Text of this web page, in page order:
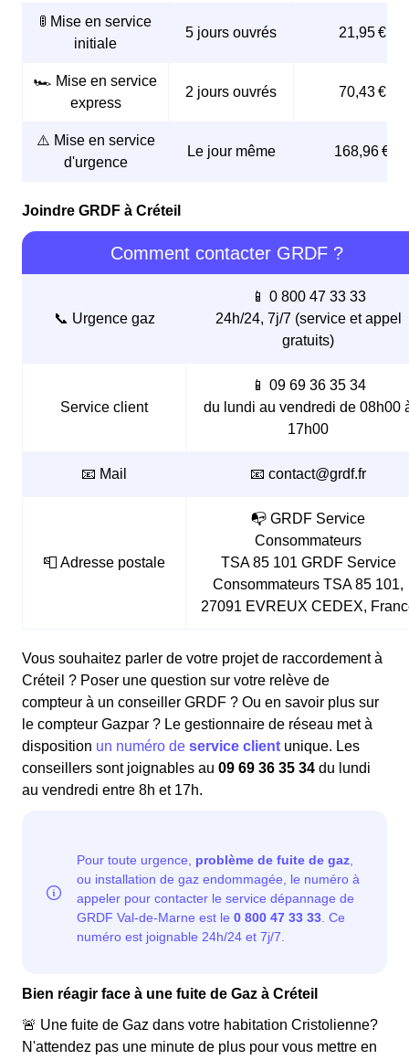
🚦 Mise en service
initiale
5 jours ouvrés 21,95 €
🏎️ Mise en service
express
2 jours ouvrés 70,43 €
⚠️ Mise en service
d'urgence
Le jour même 168,96 €
Joindre GRDF à Créteil
Comment contacter GRDF ?
📞 Urgence gaz
📱 0 800 47 33 33
24h/24, 7j/7 (service et appel
gratuits)
Service client
📱 09 69 36 35 34
du lundi au vendredi de 08h00
17h00
📧 Mail 📧 contact@grdf.fr
📮 Adresse postale
📭 GRDF Service
Consommateurs
TSA 85 101 GRDF Service
Consommateurs TSA 85 101,
27091 EVREUX CEDEX,
Vous souhaitez parler de votre projet de raccordement à
Créteil ? Poser une question sur votre relève de
compteur à un conseiller GRDF ? Ou en savoir plus sur
le compteur Gazpar ? Le gestionnaire de réseau met à
disposition un numéro de service client unique. Les
conseillers sont joignables au 09 69 36 35 34 du lundi
au vendredi entre 8h et 17h.
Bien réagir face à une fuite de Gaz à Créteil
🚨 Une fuite de Gaz dans votre habitation Cristolienne?
N'attendez pas une minute de plus pour vous mettre en